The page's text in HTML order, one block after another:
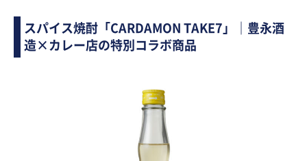
スパイス焼酎「CARDAMON TAKE7」｜豊永酒
造×カレー店の特別コラボ商品